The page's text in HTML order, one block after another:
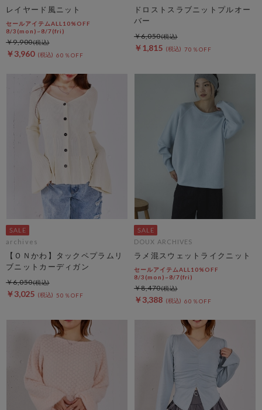
レイヤード風ニット
セールアイテムALL10%OFF
8/3(mon)~8/7(fri)
￥3,960 60％OFF
￥9,900
ドロストスラブニットプルオー
バー
￥1,815 70％OFF
￥6,050
archives
【ＯＮかわ】タックペプラムリ
ブニットカーディガン
￥3,025 50％OFF
￥6,050
DOUX ARCHIVES
ラメ混スウェットライクニット
セールアイテムALL10%OFF
8/3(mon)~8/7(fri)
￥3,388 60％OFF
￥8,470